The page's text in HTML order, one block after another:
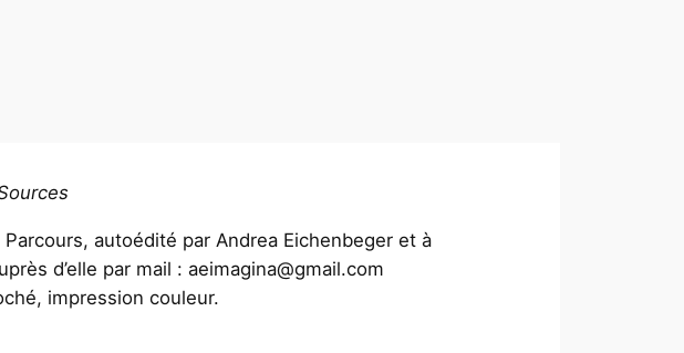
autoédité par Andrea Eichenbeger et à
d’elle par mail : aeimagina@gmail.com
impression couleur.